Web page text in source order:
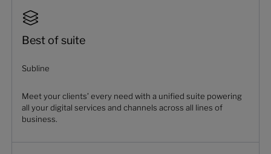
Best of suite
Subline
Meet your clients’ every need with a unified suite powering
all your digital services and channels across all lines of
business.